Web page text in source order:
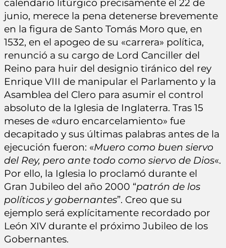
calendario litúrgico precisamente el 22 de
junio, merece la pena detenerse brevemente
en la figura de Santo Tomás Moro que, en
1532, en el apogeo de su «carrera» política,
renunció a su cargo de Lord Canciller del
Reino para huir del designio tiránico del rey
Enrique VIII de manipular el Parlamento y la
Asamblea del Clero para asumir el control
absoluto de la Iglesia de Inglaterra. Tras 15
meses de «duro encarcelamiento» fue
decapitado y sus últimas palabras antes de la
ejecución fueron: «Muero como buen siervo
del Rey, pero ante todo como siervo de Dios«.
Por ello, la Iglesia lo proclamó durante el
Gran Jubileo del año 2000 “patrón de los
políticos y gobernantes”. Creo que su
ejemplo será explícitamente recordado por
León XIV durante el próximo Jubileo de los
Gobernantes.